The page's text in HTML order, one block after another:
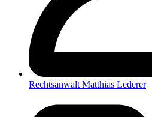
Rechtsanwalt Matthias Lederer